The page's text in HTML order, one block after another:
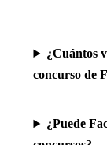
¿Cuántos
concurso de
¿Puede